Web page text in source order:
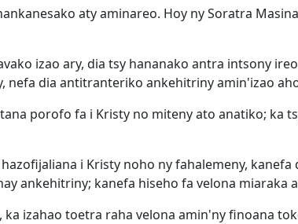
aty aminareo. Hoy ny Soratra
izao ary, dia tsy hananako antra intsony
nefa dia antitranteriko ankehitriny amin'izao
porofo fa i Kristy no miteny ato anatiko; ka
i Kristy noho ny fahalemeny,
ankehitriny; kanefa hiseho fa velona
izahao toetra raha velona amin'ny finoana